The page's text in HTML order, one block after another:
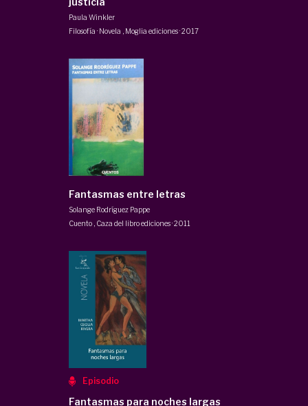
Paula Winkler
Filosofía · Novela
Moglia ediciones·2017
Fantasmas entre letras
Solange Rodríguez Pappe
Cuento, Caza del libro ediciones·2011
Episodio
Fantasmas para noches largas